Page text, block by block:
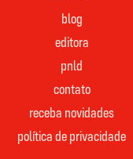
blog
editora
pnld
contato
receba novidades
política de privacidade